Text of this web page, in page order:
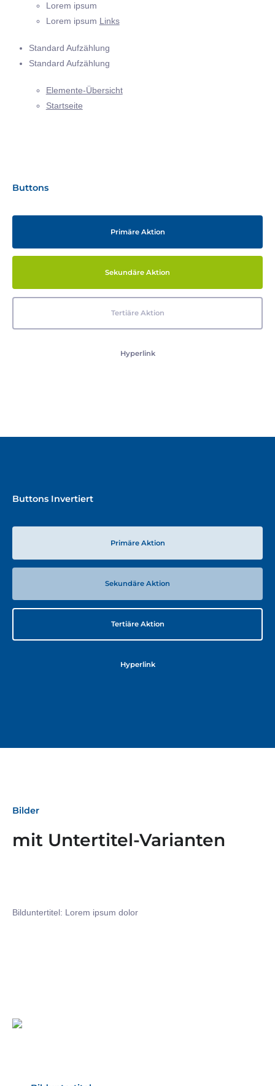
Lorem ipsum
Lorem ipsum Links
Standard Aufzählung
Standard Aufzählung
Elemente-Übersicht
Startseite
Buttons
Primäre Aktion
Sekundäre Aktion
Tertiäre Aktion
Hyperlink
Buttons Invertiert
Primäre Aktion
Sekundäre Aktion
Tertiäre Aktion
Hyperlink
Bilder
mit Untertitel-Varianten
Bilduntertitel: Lorem ipsum dolor